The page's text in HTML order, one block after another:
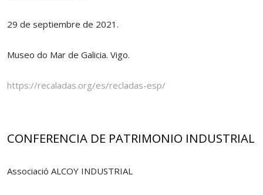
29 de septiembre de 2021.
Museo do Mar de Galicia. Vigo.
https://recaladas.org/es/recladas-esp/
CONFERENCIA DE PATRIMONIO INDUSTRIAL
Associació ALCOY INDUSTRIAL